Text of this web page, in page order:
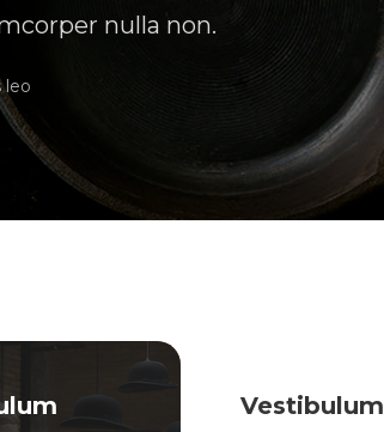
nulla non.
leo
Vestibulum